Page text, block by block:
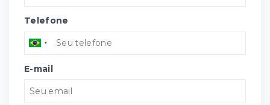
Telefone
E-mail